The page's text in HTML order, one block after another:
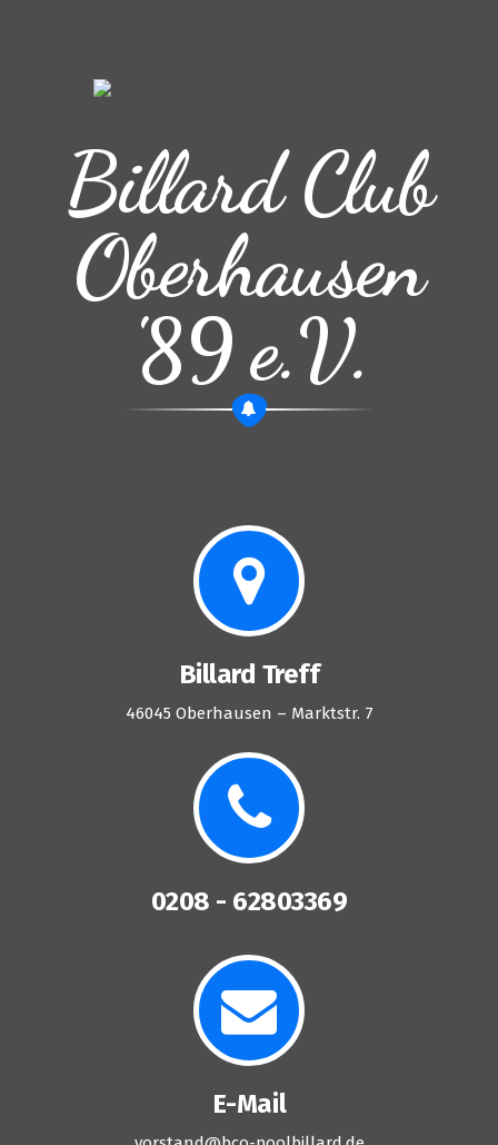
Billard Club
Oberhausen
'89 e.V.
Billard Treff
46045 Oberhausen – Marktstr. 7
0208 - 62803369
E-Mail